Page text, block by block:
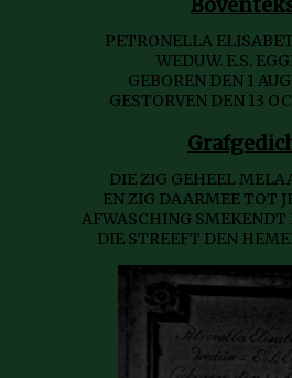
PETRONELLA
WEDUW. E.S.
GEBOREN DEN 1
GESTORVEN DEN 13
DIE ZIG GEHEEL
EN ZIG DAARMEE TOT
AFWASCHING SMEKENDT
DIE STREEFT DEN